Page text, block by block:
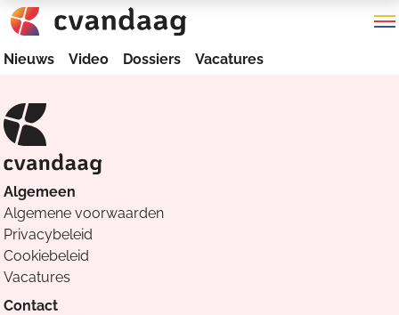
Nieuws Video Dossiers Vacatures
Algemeen
Algemene voorwaarden
Privacybeleid
Cookiebeleid
Vacatures
Contact